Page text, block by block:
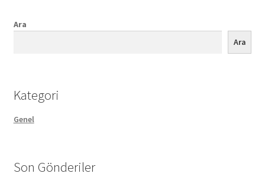
Ara
Ara
Kategori
Genel
Son Gönderiler